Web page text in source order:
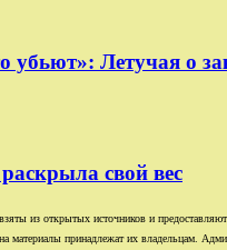
убьют»: Летучая о
свой вес
из открытых источников и
материалы принадлежат их владельцам.